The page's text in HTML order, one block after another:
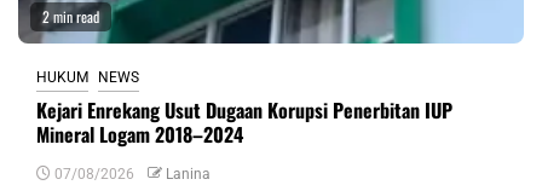
2 min read
HUKUM NEWS
Kejari Enrekang Usut Dugaan Korupsi Penerbitan IUP
Mineral Logam 2018–2024
07/08/2026 Lanina